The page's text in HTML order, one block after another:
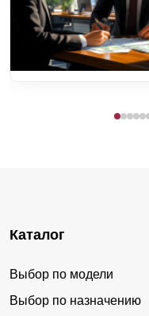
Каталог
Выбор по модели
Выбор по назначению